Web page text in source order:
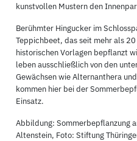
kunstvollen Mustern den
Berühmter Hingucker im
Teppichbeet, das seit mehr als
historischen Vorlagen bepflanzt
leben ausschließlich von den
Gewächsen wie Alternanthera
kommen hier bei der
Einsatz.
Abbildung: Sommerbepflanzung
Altenstein, Foto: Stiftung